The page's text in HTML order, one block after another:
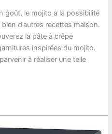
goût, le mojito a la possibilité
d’autres recettes maison.
la pâte à crêpe
inspirées du mojito.
à réaliser une telle